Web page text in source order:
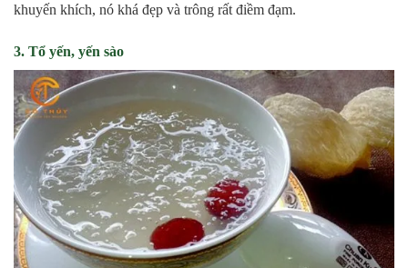
khuyến khích, nó khá đẹp và trông rất điềm đạm.
3. Tổ yến, yến sào